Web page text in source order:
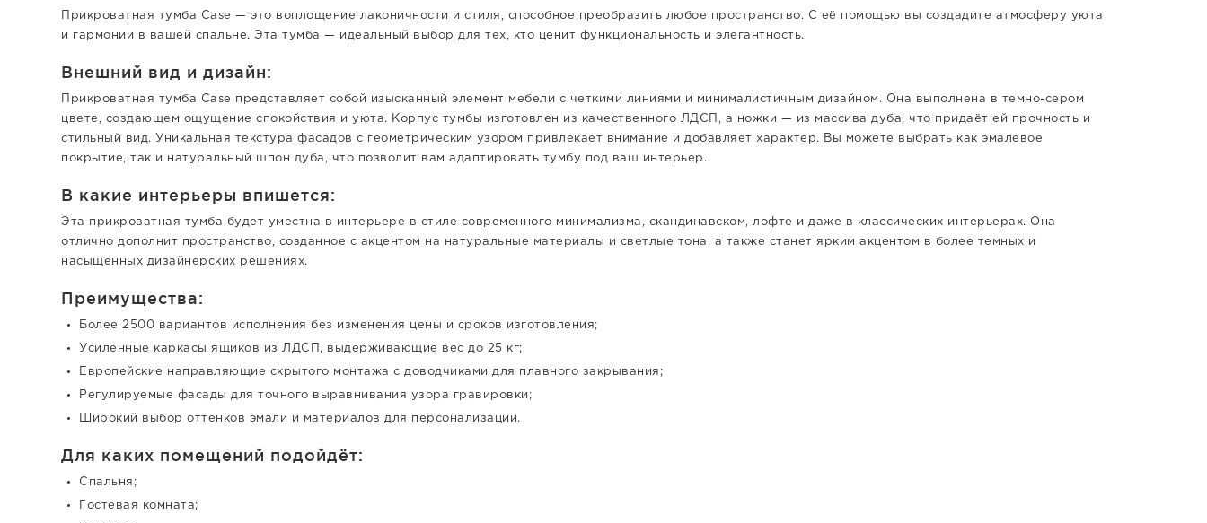
Прикроватная тумба Case — это воплощение лаконичности и стиля, способное преобразить любое пространство. С её помощью вы создадите атмосферу уюта
и гармонии в вашей спальне. Эта тумба — идеальный выбор для тех, кто ценит функциональность и элегантность.
Внешний вид и дизайн:
Прикроватная тумба Case представляет собой изысканный элемент мебели с четкими линиями и минималистичным дизайном. Она выполнена в темно-сером
цвете, создающем ощущение спокойствия и уюта. Корпус тумбы изготовлен из качественного ЛДСП, а ножки — из массива дуба, что придаёт ей прочность и
стильный вид. Уникальная текстура фасадов с геометрическим узором привлекает внимание и добавляет характер. Вы можете выбрать как эмалевое
покрытие, так и натуральный шпон дуба, что позволит вам адаптировать тумбу под ваш интерьер.
В какие интерьеры впишется:
Эта прикроватная тумба будет уместна в интерьере в стиле современного минимализма, скандинавском, лофте и даже в классических интерьерах. Она
отлично дополнит пространство, созданное с акцентом на натуральные материалы и светлые тона, а также станет ярким акцентом в более темных и
насыщенных дизайнерских решениях.
Преимущества:
Более 2500 вариантов исполнения без изменения цены и сроков изготовления;
Усиленные каркасы ящиков из ЛДСП, выдерживающие вес до 25 кг;
Европейские направляющие скрытого монтажа с доводчиками для плавного закрывания;
Регулируемые фасады для точного выравнивания узора гравировки;
Широкий выбор оттенков эмали и материалов для персонализации.
Для каких помещений подойдёт:
Спальня;
Гостевая комната;